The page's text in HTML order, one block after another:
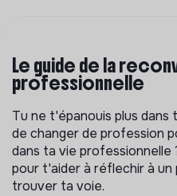
Le guide de la
professionnelle
Tu ne t'épanouis plus
de changer de profession
dans ta vie
pour t'aider à réflechir à
trouver ta voie.